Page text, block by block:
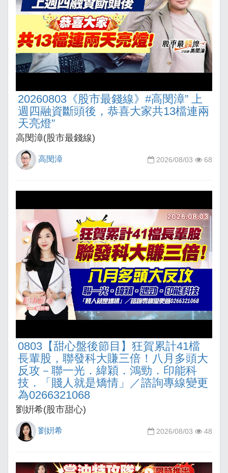
20260803《股市最錢線》#高閔漳” 上
週四融資斷頭後，恭喜大家共13檔連兩
天亮燈”
高閔漳(股市最錢線)
高閔漳 2026/08/03 68
0803【甜心盤後節目】狂賀累計41檔
長輩股，聯發科大賺三倍！八月多頭大
反攻－聯一光．緯穎．鴻勁．印能科
技．「賤人就是矯情」／諮詢專線變更
為0266321068
劉姸希(股市甜心)
劉姸希 2026/08/03 48